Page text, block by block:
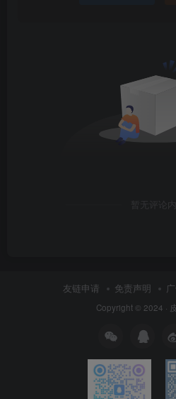
暂无评论内
友链申请 免责声明
Copyright © 2024 ·